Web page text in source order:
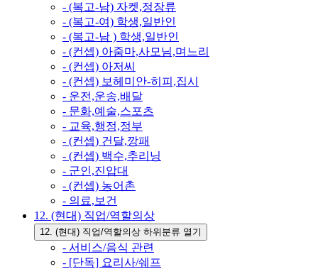
- (복고-남) 자켓,정장류
- (복고-여) 학생,일반인
- (복고-남 ) 학생,일반인
- (컨셉) 아줌마,사모님,며느리
- (컨셉) 아저씨
- (컨셉) 보헤미안-히피,집시
- 운전,운송,배달
- 문화,예술,스포츠
- 교육,행정,정부
- (컨셉) 건달,깡패
- (컨셉) 백수,추리닝
- 군인,진압대
- (컨셉) 농어촌
- 의료,보건
12. (현대) 직업/역할의상
12. (현대) 직업/역할의상 하위분류 열기
- 서비스/음식 관련
- [단독] 요리사/쉐프